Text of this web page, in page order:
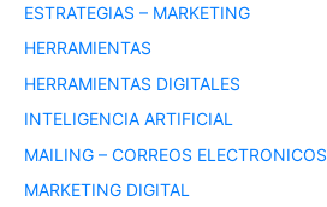
ESTRATEGIAS – MARKETING
HERRAMIENTAS
HERRAMIENTAS DIGITALES
INTELIGENCIA ARTIFICIAL
MAILING – CORREOS ELECTRONICOS
MARKETING DIGITAL